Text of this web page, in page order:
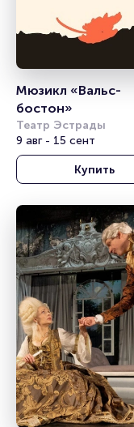
Мюзикл «Вальс-
бостон»
Театр Эстрады
9 авг - 15 сент
Купить